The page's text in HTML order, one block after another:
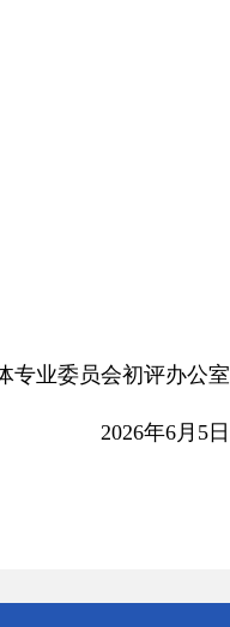
专业委员会初评办公室
2026年6月5日